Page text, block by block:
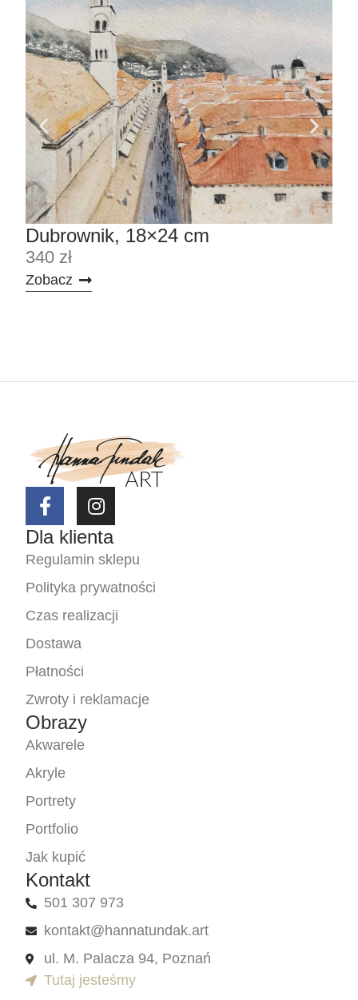
Dubrownik, 18×24 cm
340 zł
Zobacz
Dla klienta
Regulamin sklepu
Polityka prywatności
Czas realizacji
Dostawa
Płatności
Zwroty i reklamacje
Obrazy
Akwarele
Akryle
Portrety
Portfolio
Jak kupić
Kontakt
501 307 973
kontakt@hannatundak.art
ul. M. Palacza 94, Poznań
Tutaj jesteśmy